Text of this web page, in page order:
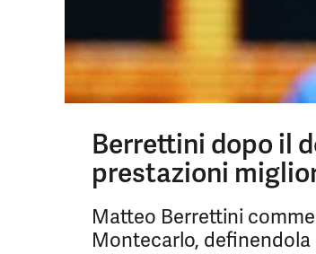
Berrettini dopo il
prestazioni
Matteo Berrettini
Montecarlo,